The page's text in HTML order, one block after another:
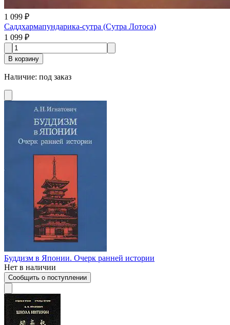
1 099 ₽
Саддхармапундарика-сутра (Сутра Лотоса)
1 099 ₽
В корзину
Наличие: под заказ
Буддизм в Японии. Очерк ранней истории
Нет в наличии
Сообщить о поступлении